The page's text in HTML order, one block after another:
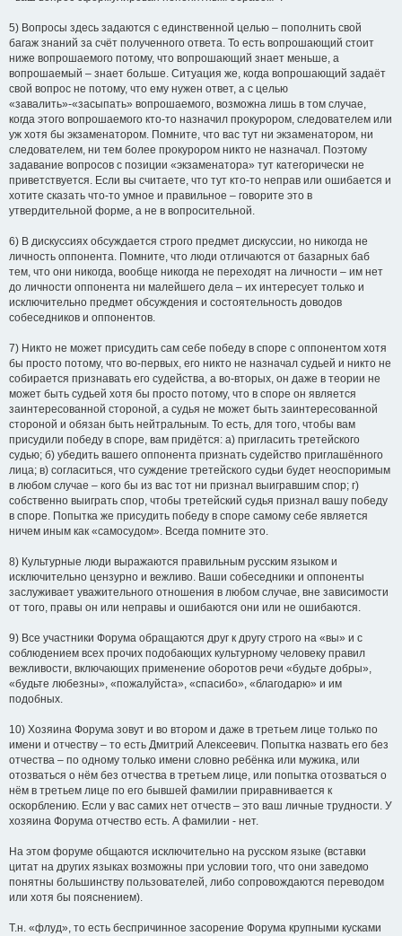
5) Вопросы здесь задаются с единственной целью – пополнить свой
багаж знаний за счёт полученного ответа. То есть вопрошающий стоит
ниже вопрошаемого потому, что вопрошающий знает меньше, а
вопрошаемый – знает больше. Ситуация же, когда вопрошающий задаёт
свой вопрос не потому, что ему нужен ответ, а с целью
«завалить»-«засыпать» вопрошаемого, возможна лишь в том случае,
когда этого вопрошаемого кто-то назначил прокурором, следователем или
уж хотя бы экзаменатором. Помните, что вас тут ни экзаменатором, ни
следователем, ни тем более прокурором никто не назначал. Поэтому
задавание вопросов с позиции «экзаменатора» тут категорически не
приветствуется. Если вы считаете, что тут кто-то неправ или ошибается и
хотите сказать что-то умное и правильное – говорите это в
утвердительной форме, а не в вопросительной.
6) В дискуссиях обсуждается строго предмет дискуссии, но никогда не
личность оппонента. Помните, что люди отличаются от базарных баб
тем, что они никогда, вообще никогда не переходят на личности – им нет
до личности оппонента ни малейшего дела – их интересует только и
исключительно предмет обсуждения и состоятельность доводов
собеседников и оппонентов.
7) Никто не может присудить сам себе победу в споре с оппонентом хотя
бы просто потому, что во-первых, его никто не назначал судьей и никто не
собирается признавать его судейства, а во-вторых, он даже в теории не
может быть судьей хотя бы просто потому, что в споре он является
заинтересованной стороной, а судья не может быть заинтересованной
стороной и обязан быть нейтральным. То есть, для того, чтобы вам
присудили победу в споре, вам придётся: а) пригласить третейского
судью; б) убедить вашего оппонента признать судейство приглашённого
лица; в) согласиться, что суждение третейского судьи будет неоспоримым
в любом случае – кого бы из вас тот ни признал выигравшим спор; г)
собственно выиграть спор, чтобы третейский судья признал вашу победу
в споре. Попытка же присудить победу в споре самому себе является
ничем иным как «самосудом». Всегда помните это.
8) Культурные люди выражаются правильным русским языком и
исключительно цензурно и вежливо. Ваши собеседники и оппоненты
заслуживает уважительного отношения в любом случае, вне зависимости
от того, правы он или неправы и ошибаются они или не ошибаются.
9) Все участники Форума обращаются друг к другу строго на «вы» и с
соблюдением всех прочих подобающих культурному человеку правил
вежливости, включающих применение оборотов речи «будьте добры»,
«будьте любезны», «пожалуйста», «спасибо», «благодарю» и им
подобных.
10) Хозяина Форума зовут и во втором и даже в третьем лице только по
имени и отчеству – то есть Дмитрий Алексеевич. Попытка назвать его без
отчества – по одному только имени словно ребёнка или мужика, или
отозваться о нём без отчества в третьем лице, или попытка отозваться о
нём в третьем лице по его бывшей фамилии приравнивается к
оскорблению. Если у вас самих нет отчеств – это ваш личные трудности. У
хозяина Форума отчество есть. А фамилии - нет.
На этом форуме общаются исключительно на русском языке (вставки
цитат на других языках возможны при условии того, что они заведомо
понятны большинству пользователей, либо сопровождаются переводом
или хотя бы пояснением).
Т.н. «флуд», то есть беспричинное засорение Форума крупными кусками